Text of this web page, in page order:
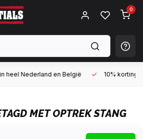
0
en België 10% korting met een
MET OPTREK STANG